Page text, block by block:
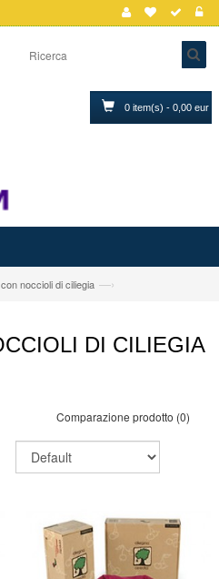
0 item(s) - 0,00 eur
noccioli di ciliegia —›
DI CILIEGIA
Comparazione prodotto (0)